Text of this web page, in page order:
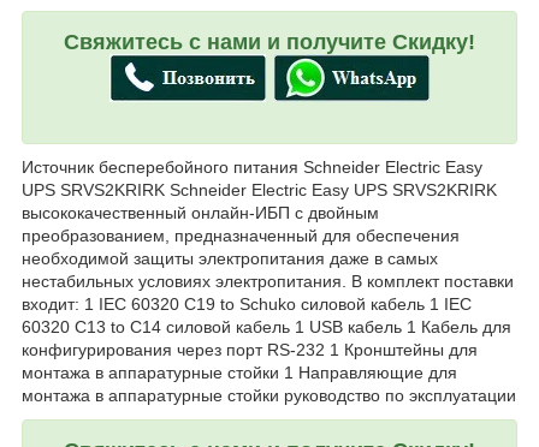
Свяжитесь с нами и получите Скидку!
Источник бесперебойного питания Schneider Electric Easy
UPS SRVS2KRIRK Schneider Electric Easy UPS SRVS2KRIRK
высококачественный онлайн-ИБП с двойным
преобразованием, предназначенный для обеспечения
необходимой защиты электропитания даже в самых
нестабильных условиях электропитания. В комплект поставки
входит: 1 IEC 60320 C19 to Schuko силовой кабель 1 IEC
60320 C13 to C14 силовой кабель 1 USB кабель 1 Кабель для
конфигурирования через порт RS-232 1 Кронштейны для
монтажа в аппаратурные стойки 1 Направляющие для
монтажа в аппаратурные стойки руководство по эксплуатации